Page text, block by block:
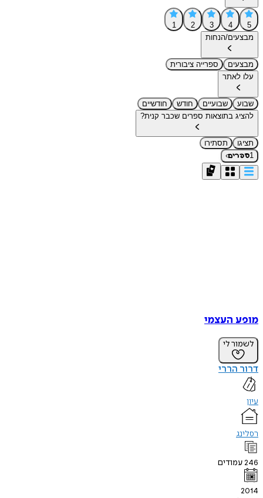
5
4
3
2
1
מבצעים/הנחות
מבצעים
ספרייה ציבורית
עלו לאתר
שבוע שבועיים חודש
חודשיים
להציג בתוצאות ספרים שכבר קנית?
תציגו
תסתירו
1ספרים›
מופע העצמי
לשמור לי
דרור הררי
עיון
רסלינג
246עמודים
2014